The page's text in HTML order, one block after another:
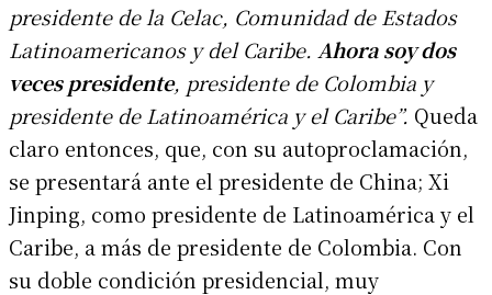
presidente de la Celac, Comunidad de Estados
Latinoamericanos y del Caribe. Ahora soy dos
veces presidente, presidente de Colombia y
presidente de Latinoamérica y el Caribe”. Queda
claro entonces, que, con su autoproclamación,
se presentará ante el presidente de China; Xi
Jinping, como presidente de Latinoamérica y el
Caribe, a más de presidente de Colombia. Con
su doble condición presidencial, muy